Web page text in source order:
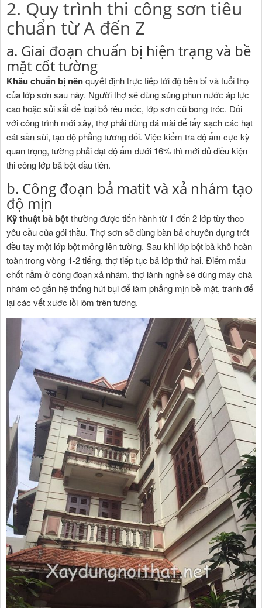
2. Quy trình thi công sơn tiêu
chuẩn từ A đến Z
a. Giai đoạn chuẩn bị hiện trạng và bề
mặt cốt tường
Khâu chuẩn bị nềnquyết định trực tiếp tới độ bền bỉ và tuổi thọ
của lớp sơn sau này. Người thợ sẽ dùng súng phun nước áp lực
cao hoặc sủi sắt để loại bỏ rêu mốc, lớp sơn cũ bong tróc. Đối
với công trình mới xây, thợ phải dùng đá mài để tẩy sạch các hạt
cát sần sùi, tạo độ phẳng tương đối. Việc kiểm tra độ ẩm cực kỳ
quan trọng, tường phải đạt độ ẩm dưới 16% thì mới đủ điều kiện
thi công lớp bả bột đầu tiên.
b. Công đoạn bả matit và xả nhám tạo
độ mịn
Kỹ thuật bả bộtthường được tiến hành từ 1 đến 2 lớp tùy theo
yêu cầu của gói thầu. Thợ sơn sẽ dùng bàn bả chuyên dụng trét
đều tay một lớp bột mỏng lên tường. Sau khi lớp bột bả khô hoàn
toàn trong vòng 1-2 tiếng, thợ tiếp tục bả lớp thứ hai. Điểm mấu
chốt nằm ở công đoạn xả nhám, thợ lành nghề sẽ dùng máy chà
nhám có gắn hệ thống hút bụi để làm phẳng mịn bề mặt, tránh để
lại các vết xước lồi lõm trên tường.